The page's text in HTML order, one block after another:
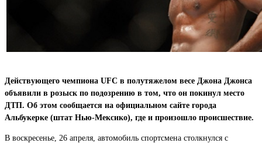
Действующего чемпиона UFC в полутяжелом весе Джона Джонса
объявили в розыск по подозрению в том, что он покинул место
ДТП. Об этом сообщается на официальном сайте города
Альбукерке (штат Нью-Мексико), где и произошло происшествие.
В воскресенье, 26 апреля, автомобиль спортсмена столкнулся с